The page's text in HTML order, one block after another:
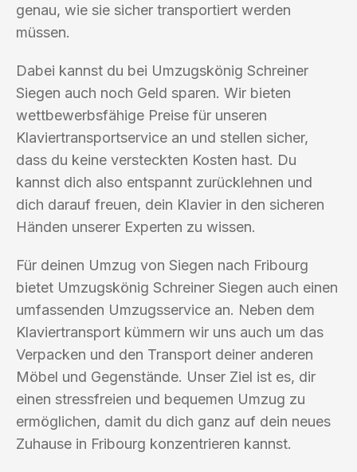
genau, wie sie sicher transportiert werden
müssen.
Dabei kannst du bei Umzugskönig Schreiner
Siegen auch noch Geld sparen. Wir bieten
wettbewerbsfähige Preise für unseren
Klaviertransportservice an und stellen sicher,
dass du keine versteckten Kosten hast. Du
kannst dich also entspannt zurücklehnen und
dich darauf freuen, dein Klavier in den sicheren
Händen unserer Experten zu wissen.
Für deinen Umzug von Siegen nach Fribourg
bietet Umzugskönig Schreiner Siegen auch einen
umfassenden Umzugsservice an. Neben dem
Klaviertransport kümmern wir uns auch um das
Verpacken und den Transport deiner anderen
Möbel und Gegenstände. Unser Ziel ist es, dir
einen stressfreien und bequemen Umzug zu
ermöglichen, damit du dich ganz auf dein neues
Zuhause in Fribourg konzentrieren kannst.